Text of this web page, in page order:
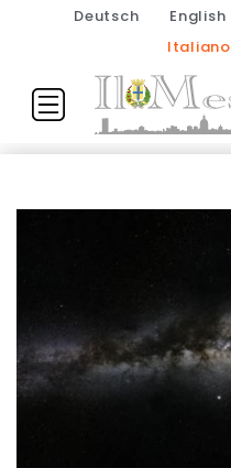
Deutsch English
Italiano